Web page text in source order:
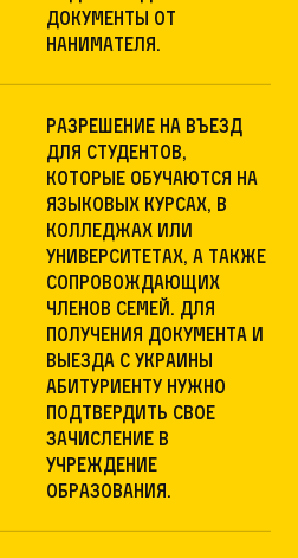
документы от
нанимателя.
разрешение на въезд
для студентов,
которые обучаются на
языковых курсах, в
колледжах или
университетах, а также
сопровождающих
членов семей. Для
получения документа и
выезда с Украины
абитуриенту нужно
подтвердить свое
зачисление в
учреждение
образования.